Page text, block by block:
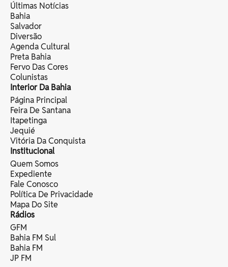
Últimas Notícias
Bahia
Salvador
Diversão
Agenda Cultural
Preta Bahia
Fervo Das Cores
Colunistas
Interior Da Bahia
Página Principal
Feira De Santana
Itapetinga
Jequié
Vitória Da Conquista
Institucional
Quem Somos
Expediente
Fale Conosco
Política De Privacidade
Mapa Do Site
Rádios
GFM
Bahia FM Sul
Bahia FM
JP FM